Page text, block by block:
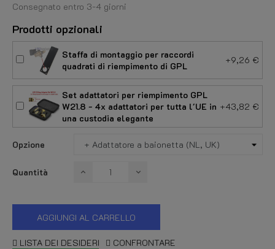
Consegnato entro 3-4 giorni
Prodotti opzionali
Staffa di montaggio per raccordi
quadrati di riempimento di GPL
+9,26 €
Set adattatori per riempimento GPL
W21.8 - 4x adattatori per tutta l'UE in
una custodia elegante
+43,82 €
Opzione
Quantità
AGGIUNGI AL CARRELLO
LISTA DEI DESIDERI CONFRONTARE